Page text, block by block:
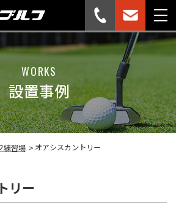
WORKS
設置事例
練習場 オアシスカントリー
リー